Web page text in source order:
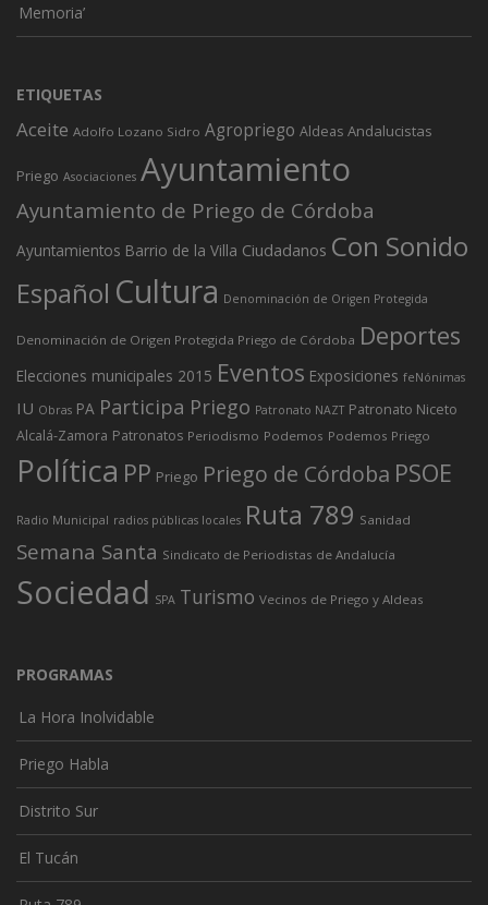
Memoria’
ETIQUETAS
Aceite Adolfo Lozano Sidro Agropriego Aldeas Andalucistas
Priego Asociaciones Ayuntamiento
Ayuntamiento de Priego de Córdoba
Ayuntamientos Barrio de la Villa Ciudadanos Con Sonido
Español Cultura Denominación de Origen Protegida
Denominación de Origen Protegida Priego de Córdoba Deportes
Elecciones municipales 2015 Eventos Exposiciones feNónimas
IU Obras PA Participa Priego Patronato NAZT Patronato Niceto
Alcalá-Zamora Patronatos Periodismo Podemos Podemos Priego
Política PP Priego Priego de Córdoba PSOE
Radio Municipal radios públicas locales Ruta 789 Sanidad
Semana Santa Sindicato de Periodistas de Andalucía
Sociedad SPA Turismo Vecinos de Priego y Aldeas
PROGRAMAS
La Hora Inolvidable
Priego Habla
Distrito Sur
El Tucán